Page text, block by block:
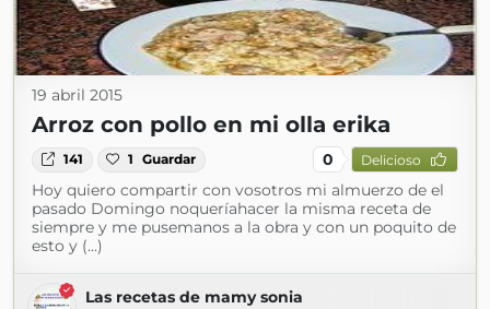
19 abril 2015
Arroz con pollo en mi olla erika
141 1 Guardar 0 Delicioso
Hoy quiero compartir con vosotros mi almuerzo de el
pasado Domingo noqueríahacer la misma receta de
siempre y me pusemanos a la obra y con un poquito de
esto y (...)
Las recetas de mamy sonia